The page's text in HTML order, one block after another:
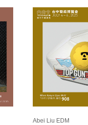
Abei Liu EDM